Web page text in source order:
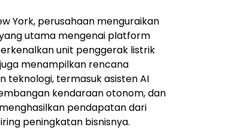
York, perusahaan menguraikan
utama mengenai platform
unit penggerak listrik
menampilkan rencana
teknologi, termasuk asisten AI
kendaraan otonom, dan
pendapatan dari
peningkatan bisnisnya.